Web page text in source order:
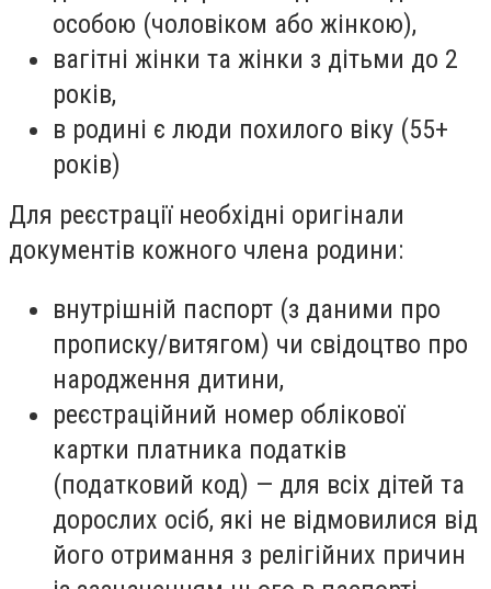
особою (чоловіком або жінкою),
вагітні жінки та жінки з дітьми до 2
років,
в родині є люди похилого віку (55+
років)
Для реєстрації необхідні оригінали
документів кожного члена родини:
внутрішній паспорт (з даними про
прописку/витягом) чи свідоцтво про
народження дитини,
реєстраційний номер облікової
картки платника податків
(податковий код) — для всіх дітей та
дорослих осіб, які не відмовилися від
його отримання з релігійних причин